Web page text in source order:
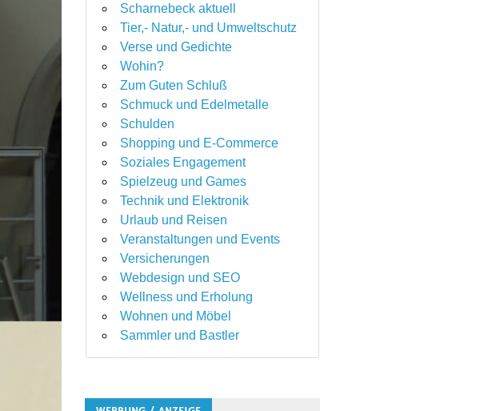
Scharnebeck aktuell
Tier,- Natur,- und Umweltschutz
Verse und Gedichte
Wohin?
Zum Guten Schluß
Schmuck und Edelmetalle
Schulden
Shopping und E-Commerce
Soziales Engagement
Spielzeug und Games
Technik und Elektronik
Urlaub und Reisen
Veranstaltungen und Events
Versicherungen
Webdesign und SEO
Wellness und Erholung
Wohnen und Möbel
Sammler und Bastler